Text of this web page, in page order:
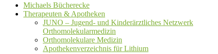
Michaels Bücherecke
Therapeuten & Apotheken
JUNO – Jugend- und Kinderärztliches Netzwerk
Orthomolekularmedizin
Orthomolekulare Medizin
Apothekenverzeichnis für Lithium